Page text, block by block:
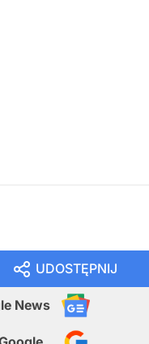
UDOSTĘPNIJ
News